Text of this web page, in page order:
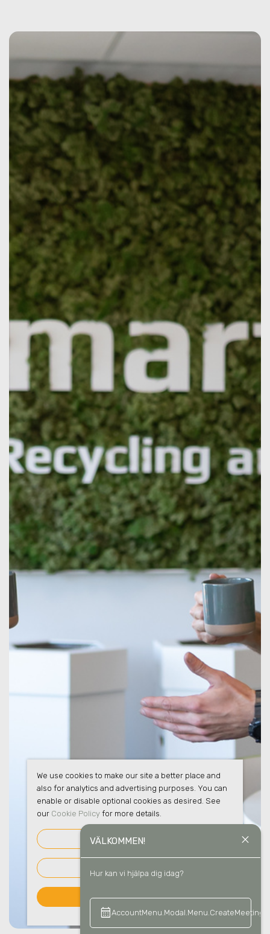
VÄLKOMMEN! close
Hur kan vi hjälpa dig idag?
calendar_monthAccountMenu.Modal.Menu.CreateMeeting
We use cookies to make our site a better place and
also for analytics and advertising purposes. You can
enable or disable optional cookies as desired. See
our Cookie Policyfor more details.
COOKIE SETTINGS
ACCEPT ALL COOKIES